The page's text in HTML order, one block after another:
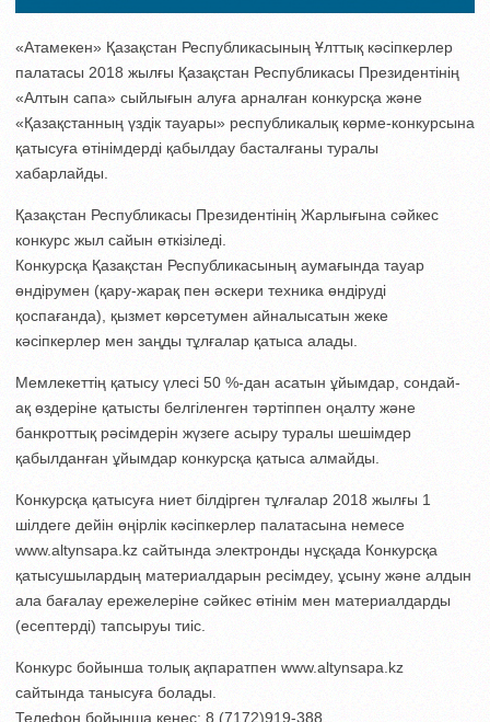
«Атамекен» Қазақстан Республикасының Ұлттық кәсіпкерлер
палатасы 2018 жылғы Қазақстан Республикасы Президентiнiң
«Алтын сапа» сыйлығын алуға арналған конкурсқа жəне
«Қазақстанның үздiк тауары» республикалық көрме-конкурсына
қатысуға өтінімдерді қабылдау басталғаны туралы
хабарлайды.
Қазақстан Республикасы Президентiнiң Жарлығына сәйкес
конкурс жыл сайын өткiзіледі.
Конкурсқа Қазақстан Республикасының аумағында тауар
өндірумен (қару-жарақ пен әскери техника өндіруді
қоспағанда), қызмет көрсетумен айналысатын жеке
кәсіпкерлер мен заңды тұлғалар қатыса алады.
Мемлекеттің қатысу үлесі 50 %-дан асатын ұйымдар, сондай-
ақ өздеріне қатысты белгіленген тәртіппен оңалту және
банкроттық рәсімдерін жүзеге асыру туралы шешімдер
қабылданған ұйымдар конкурсқа қатыса алмайды.
Конкурсқа қатысуға ниет білдірген тұлғалар 2018 жылғы 1
шілдеге дейін өңірлік кәсіпкерлер палатасына немесе
www.altynsapa.kz сайтында электронды нұсқада Конкурсқа
қатысушылардың материалдарын ресiмдеу, ұсыну және алдын
ала бағалау ережелерiне сәйкес өтінім мен материалдарды
(есептерді) тапсыруы тиіс.
Конкурс бойынша толық ақпаратпен www.altynsapa.kz
сайтында танысуға болады.
Телефон бойынша кеңес: 8 (7172)919-388.